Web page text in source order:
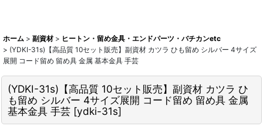
ホーム > 副資材 > ヒートン・留め金具・エンドパーツ・バチカンetc
> (YDKI-31s)【高品質 10セット販売】副資材 カツラ ひも留め シルバー 4サイズ
展開 コード留め 留め具 金属 基本金具 手芸
(YDKI-31s)【高品質 10セット販売】副資材 カツラ ひ
も留め シルバー 4サイズ展開 コード留め 留め具 金属
基本金具 手芸 [ydki-31s]